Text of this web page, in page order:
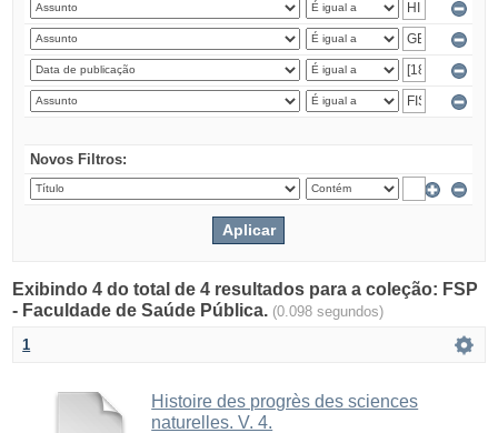
Novos Filtros:
Exibindo 4 do total de 4 resultados para a coleção: FSP
- Faculdade de Saúde Pública. (0.098 segundos)
1
Histoire des progrès des sciences
naturelles. V. 4.